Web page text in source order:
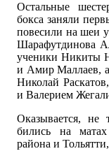
Остальные
бокса заняли
повесили на шеи
Шарафутдинова
ученики Никиты
и Амир Маллаев,
Николай
и Валерием
Оказывается, не
бились на
района и